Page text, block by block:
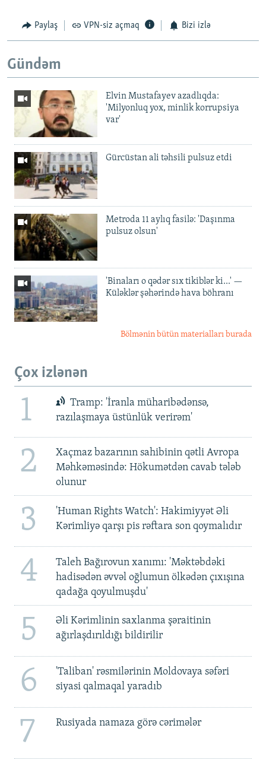
Paylaş VPN-siz açmaq Bizi izlə
Gündəm
Elvin Mustafayev azadlıqda:
'Milyonluq yox, minlik korrupsiya
var'
Gürcüstan ali təhsili pulsuz etdi
Metroda 11 aylıq fasilə: 'Daşınma
pulsuz olsun'
'Binaları o qədər sıx tikiblər ki...' —
Küləklər şəhərində hava böhranı
Bölmənin bütün materialları burada
Çox izlənən
1
Tramp: 'İranla müharibədənsə,
razılaşmaya üstünlük verirəm'
2
Xaçmaz bazarının sahibinin qətli Avropa
Məhkəməsində: Hökumətdən cavab tələb
olunur
3
'Human Rights Watch': Hakimiyyət Əli
Kərimliyə qarşı pis rəftara son qoymalıdır
4
Taleh Bağırovun xanımı: 'Məktəbdəki
hadisədən əvvəl oğlumun ölkədən çıxışına
qadağa qoyulmuşdu'
5
Əli Kərimlinin saxlanma şəraitinin
ağırlaşdırıldığı bildirilir
6
'Taliban' rəsmilərinin Moldovaya səfəri
siyasi qalmaqal yaradıb
7 Rusiyada namaza görə cərimələr